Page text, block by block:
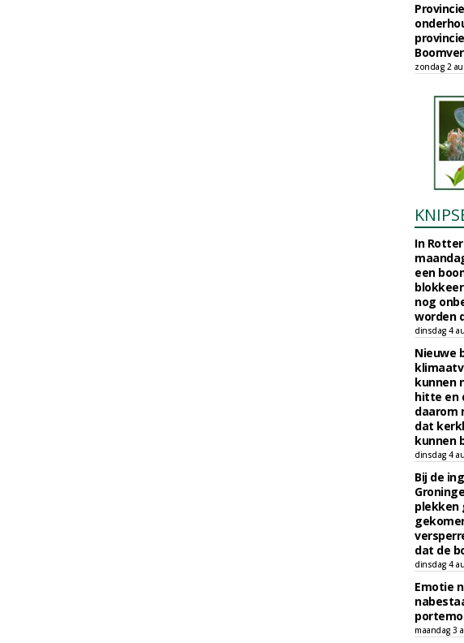
zondag 2
In
een
nog
worden
dinsdag 4
Nieuwe
kunnen
hitte en
daarom
dat
kunnen
dinsdag 4
Bij de
plekken
dat de
dinsdag 4
Emotie
maandag 3